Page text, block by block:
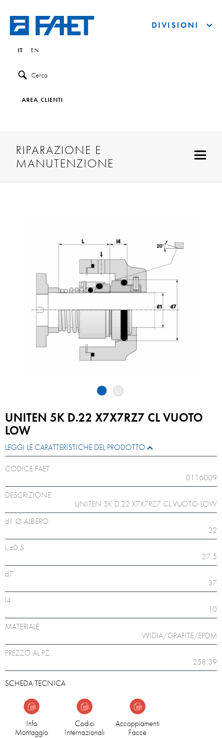
IT EN
Cerca
AREA CLIENTI
DIVISIONI
RIPARAZIONE E
MANUTENZIONE
UNITEN 5K D.22 X7X7RZ7 CL VUOTO
LOW
LEGGI LE CARATTERISTICHE DEL PRODOTTO
CODICE FAET
0116009
DESCRIZIONE
UNITEN 5K D.22 X7X7RZ7 CL VUOTO LOW
d1 Ø ALBERO
22
L ±0,5
27,5
d7
37
l4
10
MATERIALE
WIDIA/GRAFITE/EPDM
PREZZO AL PZ.
258,39
SCHEDA TECNICA
Info
Montaggio
Codici
Internazionali
Accoppiamenti
Facce